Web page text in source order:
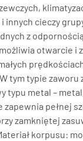
innych cieczy
z
otwarcie i
tym typie zaworu
typu metal –
pełnej
zamkniętej
korpusu: